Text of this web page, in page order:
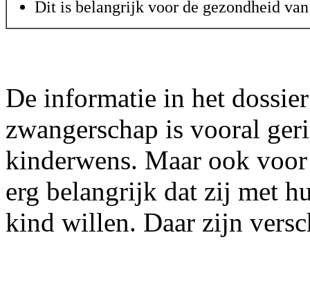
Dit is belangrijk voor de gezondheid
De informatie in het
zwangerschap is vooral
kinderwens. Maar ook
erg belangrijk dat zij met
kind willen. Daar zijn